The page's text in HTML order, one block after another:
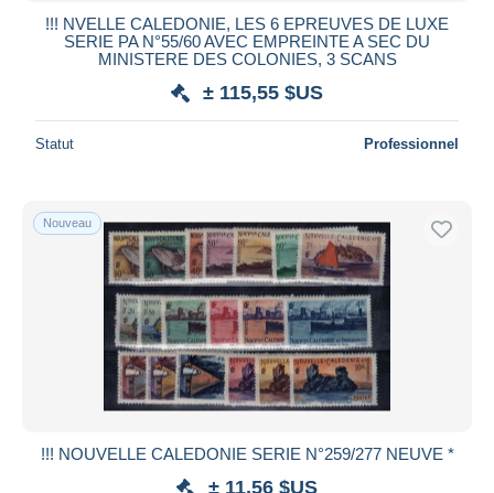
!!! NVELLE CALEDONIE, LES 6 EPREUVES DE LUXE
SERIE PA N°55/60 AVEC EMPREINTE A SEC DU
MINISTERE DES COLONIES, 3 SCANS
± 115,55 $US
Statut Professionnel
Nouveau
!!! NOUVELLE CALEDONIE SERIE N°259/277 NEUVE *
± 11,56 $US